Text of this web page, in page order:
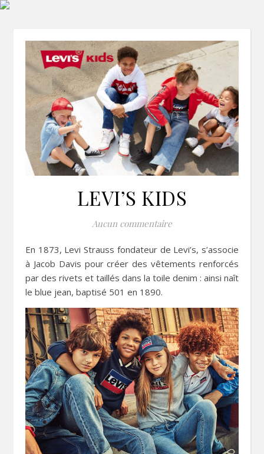
LEVI’S KIDS
Aucun commentaire
En 1873, Levi Strauss fondateur de Levi’s, s’associe
à Jacob Davis pour créer des vêtements renforcés
par des rivets et taillés dans la toile denim : ainsi naît
le blue jean, baptisé 501 en 1890.